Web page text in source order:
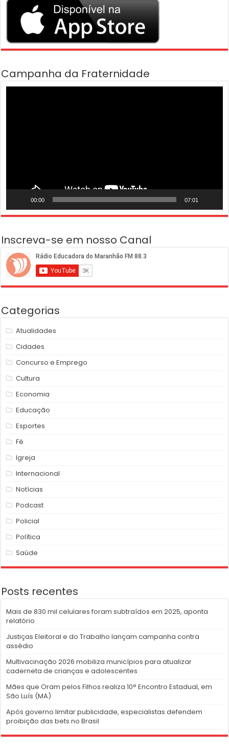
Campanha da Fraternidade
00:00 07:01
Inscreva-se em nosso Canal
Categorias
Atualidades
Cidades
Concurso e Emprego
Cultura
Economia
Educação
Esportes
Fé
Igreja
Internacional
Notícias
Podcast
Policial
Política
Saúde
Posts recentes
Mais de 830 mil celulares foram subtraídos em 2025, aponta
relatório
Justiças Eleitoral e do Trabalho lançam campanha contra
assédio
Multivacinação 2026 mobiliza municípios para atualizar
caderneta de crianças e adolescentes
Mães que Oram pelos Filhos realiza 10° Encontro Estadual, em
São Luís (MA)
Após governo limitar publicidade, especialistas defendem
proibição das bets no Brasil